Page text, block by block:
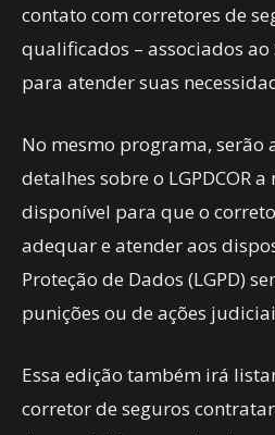
contato com corretores de
qualificados – associados ao
para atender suas
No mesmo programa, serão
detalhes sobre o LGPDCOR
disponível para que o
adequar e atender aos
Proteção de Dados (LGPD)
punições ou de ações
Essa edição também irá
corretor de seguros